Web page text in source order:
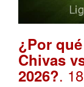
¿Por
Chivas
2026?.